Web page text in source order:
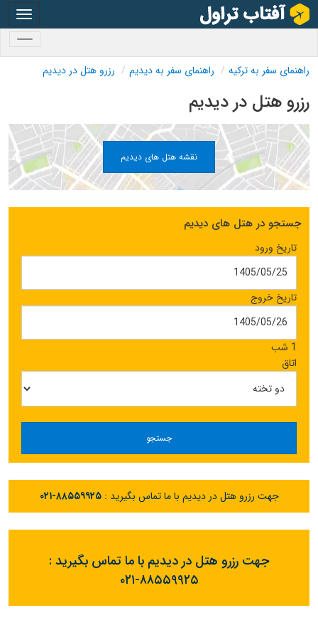
راهنمای سفر به ترکیه راهنمای سفر به دیدیم رزرو هتل در دیدیم
رزرو هتل در دیدیم
نقشه هتل های دیدیم
جستجو در هتل های دیدیم
تاریخ ورود
تاریخ خروج
1 شب
اتاق
جستجو
جهت رزرو هتل در دیدیم با ما تماس بگیرید :۰۲۱-۸۸۵۵۹۹۲۵
جهت رزرو هتل در دیدیم با ما تماس بگیرید :
۰۲۱-۸۸۵۵۹۹۲۵